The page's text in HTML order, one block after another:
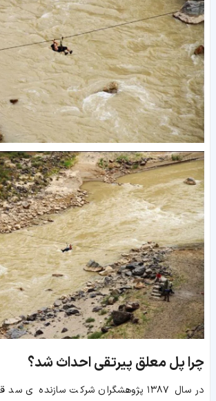
چرا پل معلق پیرتقی احداث شد؟
در سال ۱۳۸۷ پژوهشگران شرکت سازنده ی